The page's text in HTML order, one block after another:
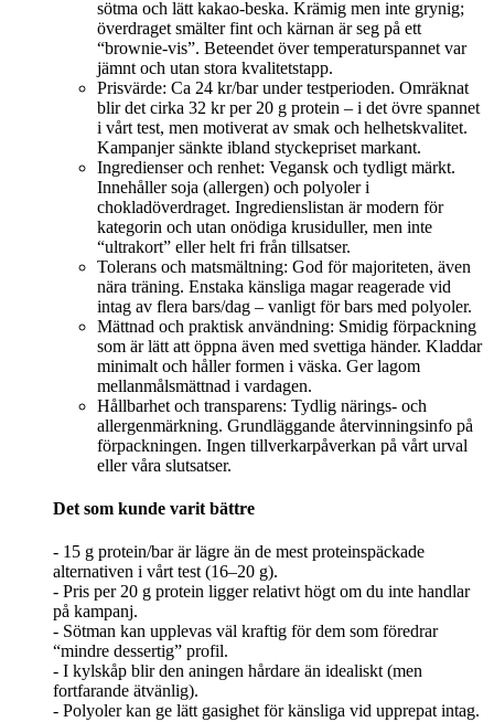
sötma och lätt kakao‑beska. Krämig men inte grynig;
överdraget smälter fint och kärnan är seg på ett
“brownie‑vis”. Beteendet över temperaturspannet var
jämnt och utan stora kvalitetstapp.
Prisvärde: Ca 24 kr/bar under testperioden. Omräknat
blir det cirka 32 kr per 20 g protein – i det övre spannet
i vårt test, men motiverat av smak och helhetskvalitet.
Kampanjer sänkte ibland styckepriset markant.
Ingredienser och renhet: Vegansk och tydligt märkt.
Innehåller soja (allergen) och polyoler i
chokladöverdraget. Ingredienslistan är modern för
kategorin och utan onödiga krusiduller, men inte
“ultrakort” eller helt fri från tillsatser.
Tolerans och matsmältning: God för majoriteten, även
nära träning. Enstaka känsliga magar reagerade vid
intag av flera bars/dag – vanligt för bars med polyoler.
Mättnad och praktisk användning: Smidig förpackning
som är lätt att öppna även med svettiga händer. Kladdar
minimalt och håller formen i väska. Ger lagom
mellanmålsmättnad i vardagen.
Hållbarhet och transparens: Tydlig närings- och
allergenmärkning. Grundläggande återvinningsinfo på
förpackningen. Ingen tillverkarpåverkan på vårt urval
eller våra slutsatser.
Det som kunde varit bättre
- 15 g protein/bar är lägre än de mest proteinspäckade
alternativen i vårt test (16–20 g).
- Pris per 20 g protein ligger relativt högt om du inte handlar
på kampanj.
- Sötman kan upplevas väl kraftig för dem som föredrar
“mindre dessertig” profil.
- I kylskåp blir den aningen hårdare än idealiskt (men
fortfarande ätvänlig).
- Polyoler kan ge lätt gasighet för känsliga vid upprepat intag.